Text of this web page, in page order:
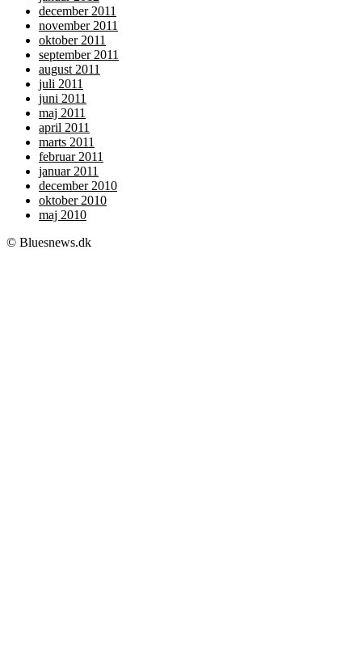
december 2011
november 2011
oktober 2011
september 2011
august 2011
juli 2011
juni 2011
maj 2011
april 2011
marts 2011
februar 2011
januar 2011
december 2010
oktober 2010
maj 2010
© Bluesnews.dk